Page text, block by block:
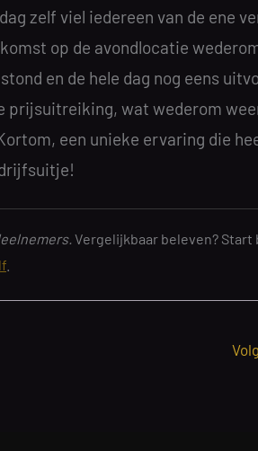
zelf viel iedereen van de ene
op de avondlocatie
en de hele dag nog eens
prijsuitreiking, wat wederom
een unieke ervaring die
Vergelijkbaar beleven? Start